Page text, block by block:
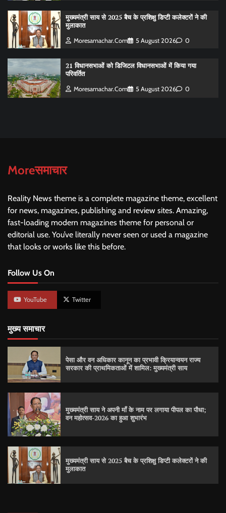
मुख्यमंत्री साय से 2025 बैच के प्रशिक्षु डिप्टी कलेक्टरों ने की
मुलाकात
Moresamachar.com 5 August 2026 0
21 विधानसभाओं को डिजिटल विधानसभाओं में किया गया
परिवर्तित
Moresamachar.com 5 August 2026 0
Moreसमाचार
Reality News theme is a complete magazine theme, excellent
for news, magazines, publishing and review sites. Amazing,
fast-loading modern magazines theme for personal or
editorial use. You’ve literally never seen or used a magazine
that looks or works like this before.
Follow Us On
YouTube Twitter
मुख्य समाचार
पेसा और वन अधिकार कानून का प्रभावी क्रियान्वयन राज्य
सरकार की प्राथमिकताओं में शामिल: मुख्यमंत्री साय
मुख्यमंत्री साय ने अपनी माँ के नाम पर लगाया पीपल का पौधा;
वन महोत्सव-2026 का हुआ शुभारंभ
मुख्यमंत्री साय से 2025 बैच के प्रशिक्षु डिप्टी कलेक्टरों ने की
मुलाकात